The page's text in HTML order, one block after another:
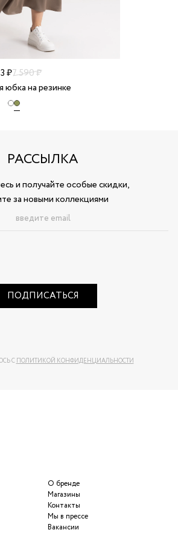
₽7 590 ₽
юбка на резинке
РАССЫЛКА
и получайте особые скидки,
за новыми коллекциями
ПОДПИСАТЬСЯ
СПОЛИТИКОЙ КОНФИДЕНЦИАЛЬНОСТИ
О бренде
Магазины
Контакты
Мы в прессе
Вакансии